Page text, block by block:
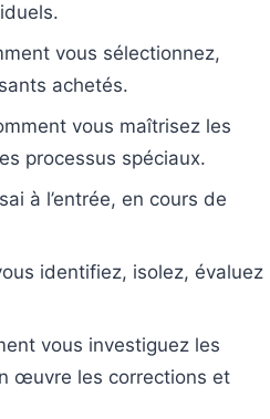
vous sélectionnez,
achetés.
vous maîtrisez les
processus spéciaux.
à l’entrée, en cours de
identifiez, isolez, évaluez
vous investiguez les
œuvre les corrections et